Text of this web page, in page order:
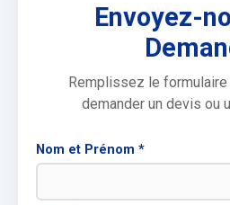
Envoyez-
Remplissez le
demander un devis ou
Nom et Prénom *